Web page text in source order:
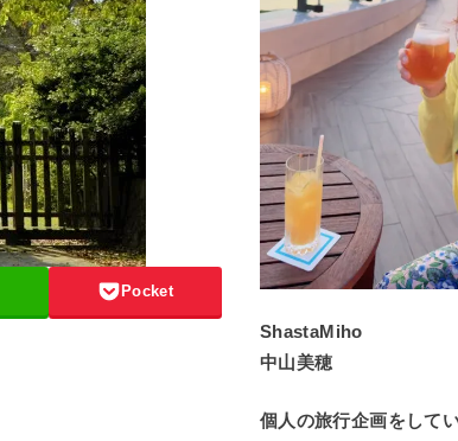
Pocket
ShastaMiho
中山美穂
個人の旅行企画をして